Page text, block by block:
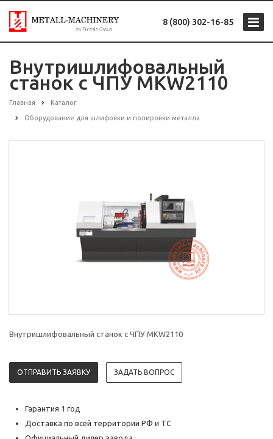
8 (800) 302-16-85
Внутришлифовальный
станок с ЧПУ MKW2110
Главная Каталог
Оборудование для шлифовки и полировки металла
Внутришлифовальный станок с ЧПУ MKW2110
ОТПРАВИТЬ ЗАЯВКУ ЗАДАТЬ ВОПРОС
Гарантия 1 год
Доставка по всей территории РФ и ТС